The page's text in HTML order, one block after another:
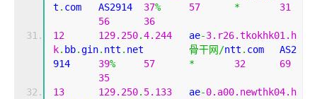
t . 37% 57 *
31
56
36
12
129.250.4.244
	ae
-3.r26.tkokhk01.h
k. bb.gin. ntt . 骨干网/ntt . com	AS2
39% 57 * 32
69
35
13
129.250. 5.133
	ae
-0.a00.newthk04.h